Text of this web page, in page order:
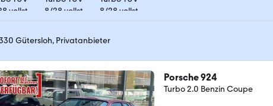
Gütersloh, Privatanbieter
Porsche 924
Turbo 2.0 Benzin Coupe